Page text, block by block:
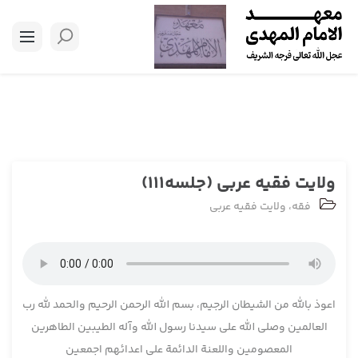
ولایت فقیه عربی (جلسه111)
فقه، ولایت فقیه عربی
اعوذ بالله من الشیطان الرجیم، بسم الله الرحمن الرحیم والحمد لله رب
العالمین وصلی الله علی سیدنا رسول الله وآله الطیبین الطاهرین
المعصومین واللعنة الدائمة علی اعدائهم اجمعین